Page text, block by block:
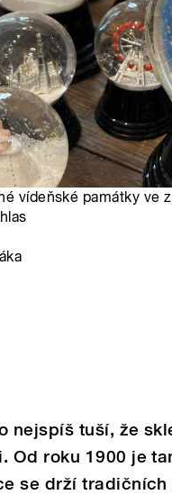
vídeňské památky ve
nejspíš tuší, že
Od roku 1900 je
se drží